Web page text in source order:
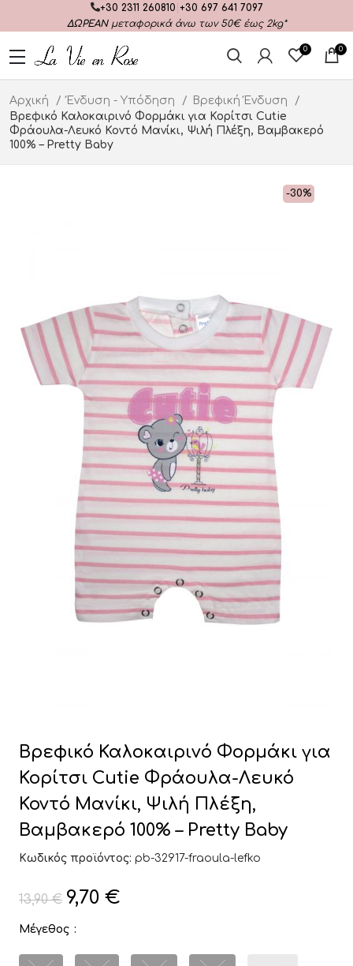
+30 2311 260810 +30 697 641 7097
ΔΩΡΕΑΝμεταφορικά άνω των 50€ έως 2kg*
0 0
Αρχική Ένδυση - Υπόδηση
Βρεφική Ένδυση
Βρεφικό Καλοκαιρινό Φορμάκι για Κορίτσι Cutie
Φράουλα-Λευκό Κοντό Μανίκι, Ψιλή Πλέξη, Βαμβακερό
100% – Pretty Baby
-30%
Βρεφικό Καλοκαιρινό Φορμάκι για
Κορίτσι Cutie Φράουλα-Λευκό
Κοντό Μανίκι, Ψιλή Πλέξη,
Βαμβακερό 100% – Pretty Baby
Κωδικός προϊόντος: pb-32917-fraoula-lefko
13,90€ 9,70 €
Μέγεθος